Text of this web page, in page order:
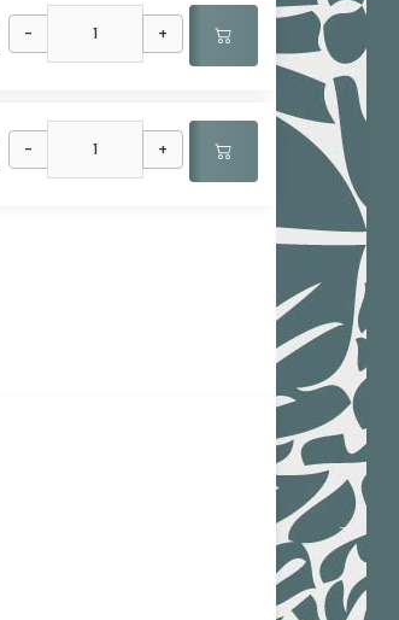
- +
- +